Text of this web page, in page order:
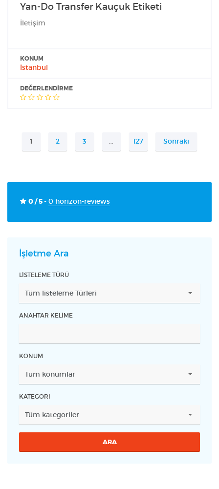
Yan-Do Transfer Kauçuk Etiketi
İletişim
KONUM
İstanbul
DEĞERLENDIRME
1 2 3 … 127 Sonraki
0 / 5- 0 horizon-reviews
İşletme Ara
LISTELEME TÜRÜ
ANAHTAR KELIME
KONUM
KATEGORI
ARA